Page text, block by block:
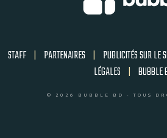
STAFF | PARTENAIRES | PUBLICITÉS SUR LE
LÉGALES | BUBBLE
© 2026 BUBBLE BD - TOUS